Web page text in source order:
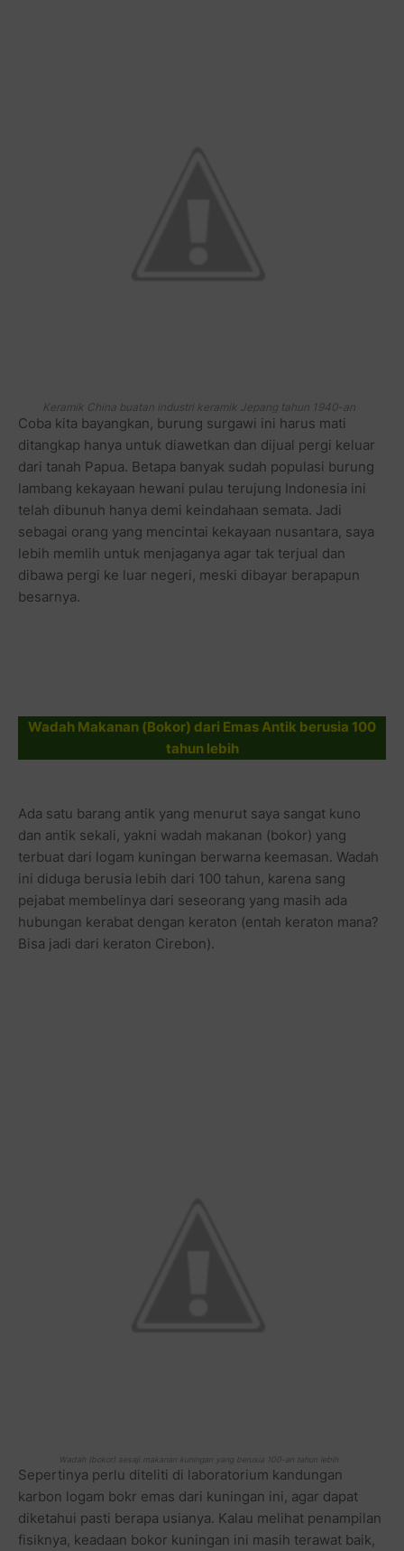
Keramik China buatan industri keramik Jepang tahun 1940-an
Coba kita bayangkan, burung surgawi ini harus mati
ditangkap hanya untuk diawetkan dan dijual pergi keluar
dari tanah Papua. Betapa banyak sudah populasi burung
lambang kekayaan hewani pulau terujung Indonesia ini
telah dibunuh hanya demi keindahaan semata. Jadi
sebagai orang yang mencintai kekayaan nusantara, saya
lebih memlih untuk menjaganya agar tak terjual dan
dibawa pergi ke luar negeri, meski dibayar berapapun
besarnya.
Wadah Makanan (Bokor) dari Emas Antik berusia 100
tahun lebih
Ada satu barang antik yang menurut saya sangat kuno
dan antik sekali, yakni wadah makanan (bokor) yang
terbuat dari logam kuningan berwarna keemasan. Wadah
ini diduga berusia lebih dari 100 tahun, karena sang
pejabat membelinya dari seseorang yang masih ada
hubungan kerabat dengan keraton (entah keraton mana?
Bisa jadi dari keraton Cirebon).
Wadah (bokor) sesaji makanan kuningan yang berusia 100-an tahun lebih
Sepertinya perlu diteliti di laboratorium kandungan
karbon logam bokr emas dari kuningan ini, agar dapat
diketahui pasti berapa usianya. Kalau melihat penampilan
fisiknya, keadaan bokor kuningan ini masih terawat baik,